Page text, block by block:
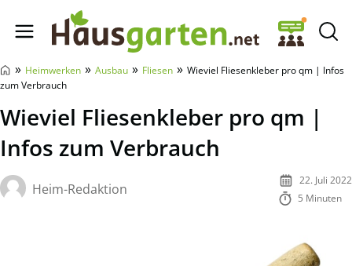
Hausgarten.net
» Heimwerken » Ausbau » Fliesen » Wieviel Fliesenkleber pro qm | Infos
zum Verbrauch
Wieviel Fliesenkleber pro qm |
Infos zum Verbrauch
Heim-Redaktion
22. Juli 2022
5 Minuten